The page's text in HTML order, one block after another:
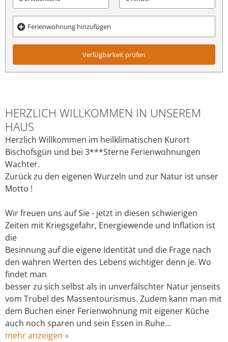
Ferienwohnung hinzufügen
Verfügbarkeit prüfen
HERZLICH WILLKOMMEN IN UNSEREM
HAUS
Herzlich Willkommen im heilklimatischen Kurort
Bischofsgün und bei 3***Sterne Ferienwohnungen
Wachter.
Zurück zu den eigenen Wurzeln und zur Natur ist unser
Motto !
Wir freuen uns auf Sie - jetzt in diesen schwierigen
Zeiten mit Kriegsgefahr, Energiewende und Inflation ist
die
Besinnung auf die eigene Identität und die Frage nach
den wahren Werten des Lebens wichtiger denn je. Wo
findet man
besser zu sich selbst als in unverfälschter Natur jenseits
vom Trubel des Massentourismus. Zudem kann man mit
dem Buchen einer Ferienwohnung mit eigener Küche
auch noch sparen und sein Essen in Ruhe...
mehr anzeigen »